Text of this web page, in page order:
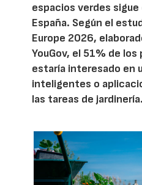
espacios verdes
España. Según el
Europe 2026,
YouGov, el 51% de
estaría interesado en
inteligentes o
las tareas de jardinería.